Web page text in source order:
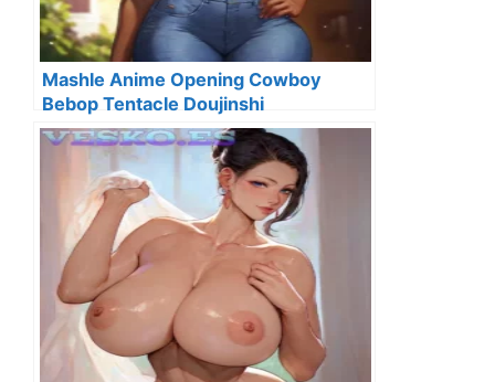
Mashle Anime Opening Cowboy
Bebop Tentacle Doujinshi